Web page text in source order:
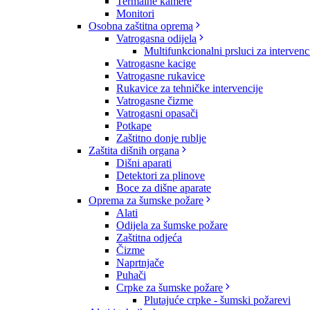
Monitori
Osobna zaštitna oprema
Vatrogasna odijela
Multifunkcionalni prsluci za
Vatrogasne kacige
Vatrogasne rukavice
Rukavice za tehničke intervencije
Vatrogasne čizme
Vatrogasni opasači
Potkape
Zaštitno donje rublje
Zaštita dišnih organa
Dišni aparati
Detektori za plinove
Boce za dišne aparate
Oprema za šumske požare
Alati
Odijela za šumske požare
Zaštitna odjeća
Čizme
Naprtnjače
Puhači
Crpke za šumske požare
Plutajuće crpke - šumski požarevi